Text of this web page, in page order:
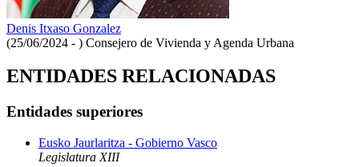
Denis Itxaso Gonzalez
(25/06/2024 - ) Consejero de Vivienda y Agenda Urbana
ENTIDADES RELACIONADAS
Entidades superiores
Eusko Jaurlaritza - Gobierno Vasco
Legislatura XIII